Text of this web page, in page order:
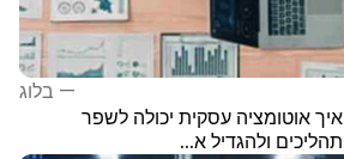
— בלוג
איך אוטומציה עסקית יכולה לשפר
תהליכים ולהגדיל א...